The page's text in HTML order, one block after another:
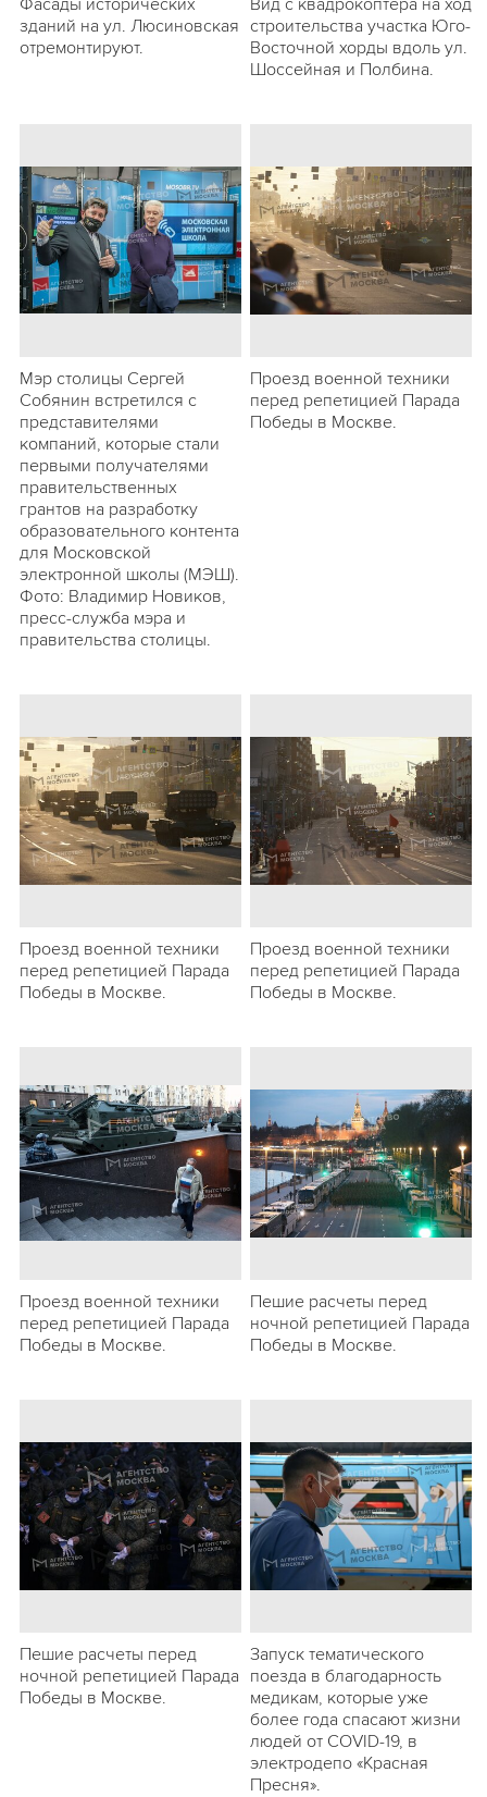
Фасады исторических
зданий на ул. Люсиновская
отремонтируют.
Вид с квадрокоптера на ход
строительства участка Юго-
Восточной хорды вдоль ул.
Шоссейная и Полбина.
Мэр столицы Сергей
Собянин встретился с
представителями
компаний, которые стали
первыми получателями
правительственных
грантов на разработку
образовательного контента
для Московской
электронной школы (МЭШ).
Фото: Владимир Новиков,
пресс-служба мэра и
правительства столицы.
Проезд военной техники
перед репетицией Парада
Победы в Москве.
Проезд военной техники
перед репетицией Парада
Победы в Москве.
Проезд военной техники
перед репетицией Парада
Победы в Москве.
Проезд военной техники
перед репетицией Парада
Победы в Москве.
Пешие расчеты перед
ночной репетицией Парада
Победы в Москве.
Пешие расчеты перед
ночной репетицией Парада
Победы в Москве.
Запуск тематического
поезда в благодарность
медикам, которые уже
более года спасают жизни
людей от COVID-19, в
электродепо «Красная
Пресня».